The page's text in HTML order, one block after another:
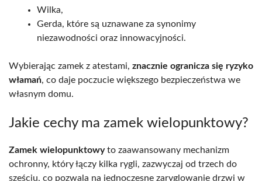
Wilka,
Gerda, które są uznawane za synonimy
niezawodności oraz innowacyjności.
Wybierając zamek z atestami, znacznie ogranicza się ryzyko
włamań, co daje poczucie większego bezpieczeństwa we
własnym domu.
Jakie cechy ma zamek wielopunktowy?
Zamek wielopunktowyto zaawansowany mechanizm
ochronny, który łączy kilka rygli, zazwyczaj od trzech do
sześciu, co pozwala na jednoczesne zaryglowanie drzwi w